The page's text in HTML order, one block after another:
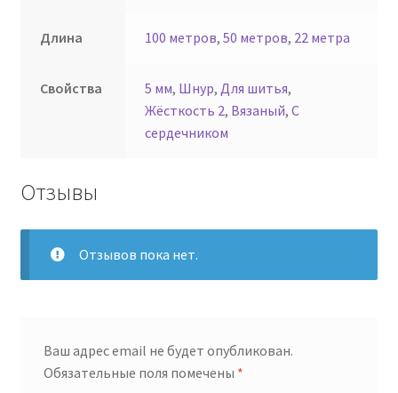
Длина 100 метров,50 метров, 22 метра
Свойства 5 мм, Шнур,Для шитья,
Жёсткость 2, Вязаный,С
сердечником
Отзывы
Отзывов пока нет.
Ваш адрес email не будет опубликован.
Обязательные поля помечены *